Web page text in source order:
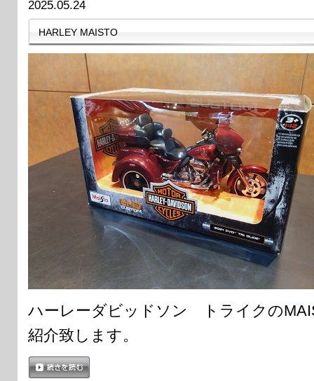
2025.05.24
HARLEY MAISTO
ハーレーダビッドソン トライクの
紹介致します。